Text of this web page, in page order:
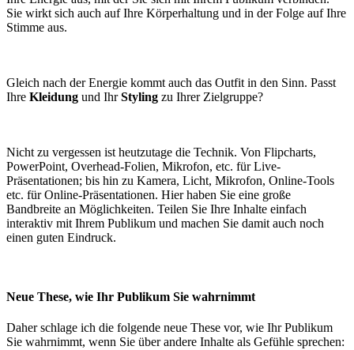
Sie wirkt sich auch auf Ihre Körperhaltung und in der Folge auf Ihre
Stimme aus.
Gleich nach der Energie kommt auch das Outfit in den Sinn. Passt
Ihre Kleidung und IhrStyling zu Ihrer Zielgruppe?
Nicht zu vergessen ist heutzutage die Technik. Von Flipcharts,
PowerPoint, Overhead-Folien, Mikrofon, etc. für Live-
Präsentationen; bis hin zu Kamera, Licht, Mikrofon, Online-Tools
etc. für Online-Präsentationen. Hier haben Sie eine große
Bandbreite an Möglichkeiten. Teilen Sie Ihre Inhalte einfach
interaktiv mit Ihrem Publikum und machen Sie damit auch noch
einen guten Eindruck.
Neue These, wie Ihr Publikum Sie wahrnimmt
Daher schlage ich die folgende neue These vor, wie Ihr Publikum
Sie wahrnimmt, wenn Sie über andere Inhalte als Gefühle sprechen: